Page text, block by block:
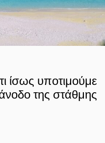
ίσως υποτιμούμε
της στάθμης